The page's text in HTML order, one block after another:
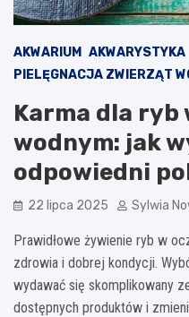
AKWARIUM AKWARYSTYKA
PIELĘGNACJA ZWIERZĄT
Karma dla ryb
wodnym: jak
odpowiedni
22 lipca 2025 Sylwia
Prawidłowe żywienie ryb w
zdrowia i dobrej kondycji.
wydawać się skomplikowany
dostępnych produktów i